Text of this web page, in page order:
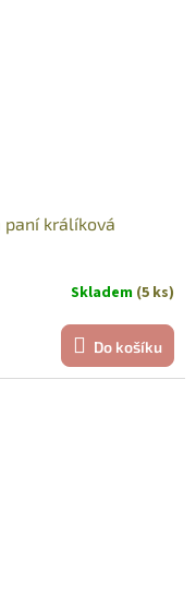
paní králíková
Skladem (5 ks)
Do košíku